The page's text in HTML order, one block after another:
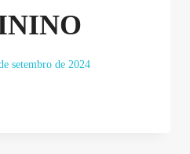
setembro de 2024